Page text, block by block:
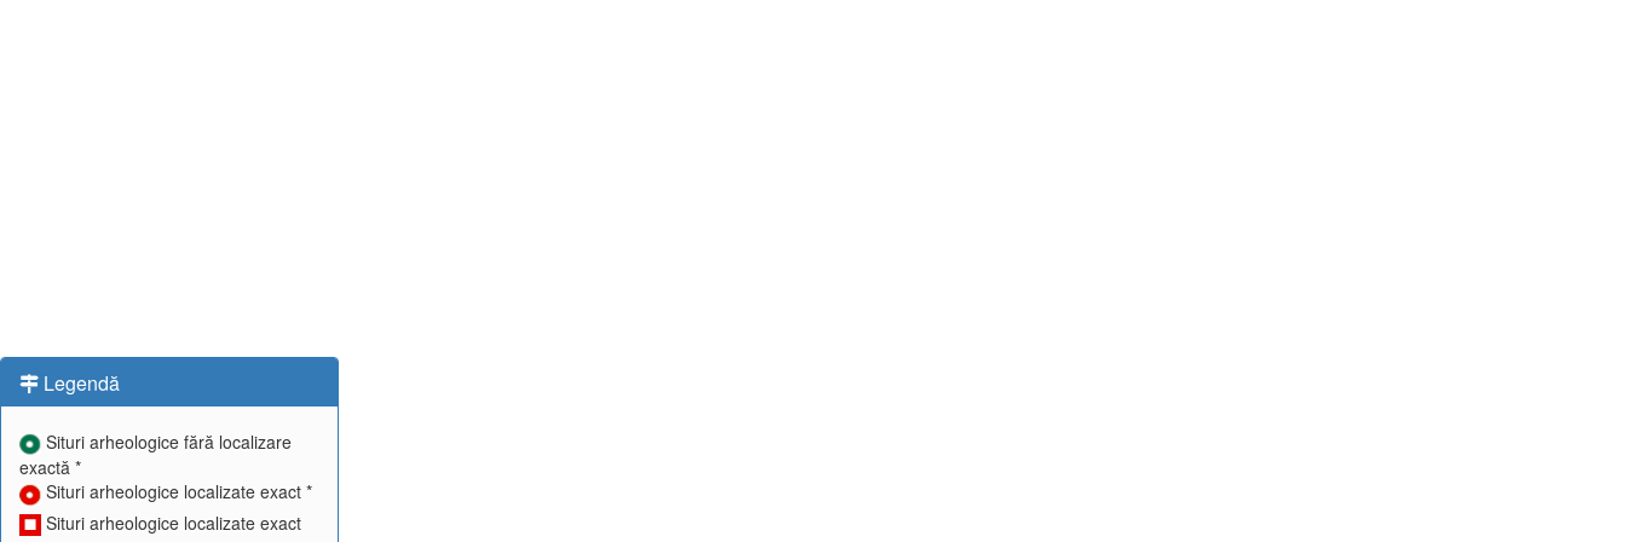
Legendă
Situri arheologice fără localizare
exactă *
Situri arheologice localizate exact *
Situri arheologice localizate exact